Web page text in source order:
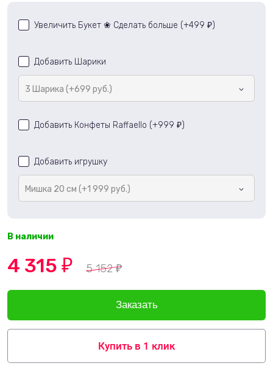
Увеличить Букет ❀ Сделать больше (+499 ₽ )
Добавить Шарики
3 Шарика (+699 руб.)
Добавить Конфеты Raffaello (+999 ₽ )
Добавить игрушку
Мишка 20 см (+1 999 руб.)
В наличии
4 315 ₽ 5 152₽
Купить в 1 клик